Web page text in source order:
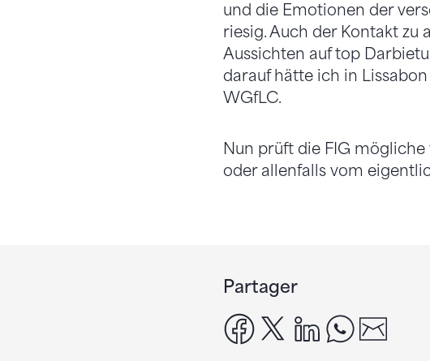
und die Emotionen der
riesig. Auch der Kontakt
Aussichten auf top
darauf hätte ich in
WGfLC.
Nun prüft die FIG
oder allenfalls vom
Partager
facebook
x linkedinwhatsapp